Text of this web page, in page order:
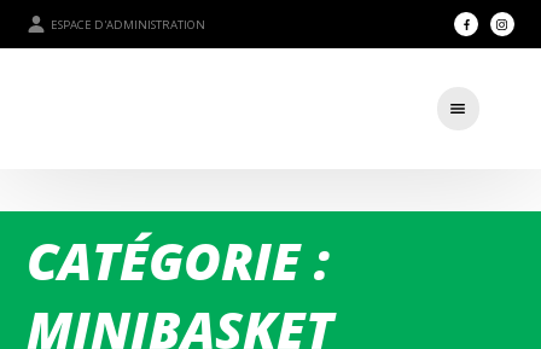
ESPACE D'ADMINISTRATION
CATÉGORIE :
MINIBASKET